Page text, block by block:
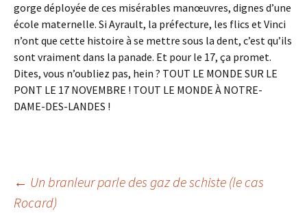
gorge déployée de ces misérables manœuvres, dignes d’une
école maternelle. Si Ayrault, la préfecture, les flics et Vinci
n’ont que cette histoire à se mettre sous la dent, c’est qu’ils
sont vraiment dans la panade. Et pour le 17, ça promet.
Dites, vous n’oubliez pas, hein ? TOUT LE MONDE SUR LE
PONT LE 17 NOVEMBRE ! TOUT LE MONDE À NOTRE-
DAME-DES-LANDES !
Navigation
← Un branleur parle des gaz de schiste (le cas
Rocard)